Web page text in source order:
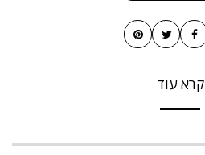
קרא עוד